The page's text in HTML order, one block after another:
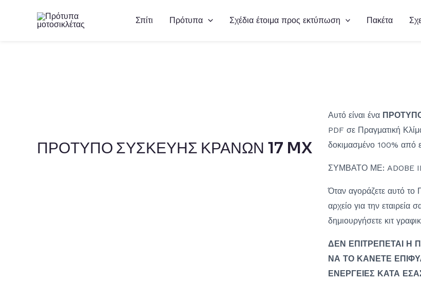
Σπίτι Πρότυπα Σχέδια έτοιμα προς εκτύπωση Πακέτα
ΠΡΟΤΥΠΟ ΣΥΣΚΕΥΗΣ ΚΡΑΝΩΝ 17 MX
Αυτό είναι ένα
PDF σε Πραγματική
δοκιμασμένο 100% από
ΣΥΜΒΑΤΟ ΜΕ: ADOBE
Όταν αγοράζετε αυτό
αρχείο για την εταιρεία
δημιουργήσετε κιτ
ΔΕΝ ΕΠΙΤΡΕΠΕΤΑΙ Η
ΝΑ ΤΟ ΚΑΝΕΤΕ
ΕΝΕΡΓΕΙΕΣ ΚΑΤΑ